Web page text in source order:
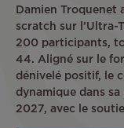
Damien Troquenet
scratch sur l’Ultra-
200 participants,
44. Aligné sur le
dénivelé positif, le
dynamique dans
2027, avec le